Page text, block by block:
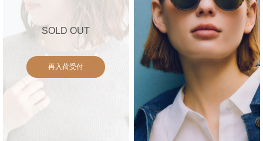
SOLD OUT
再入荷受付